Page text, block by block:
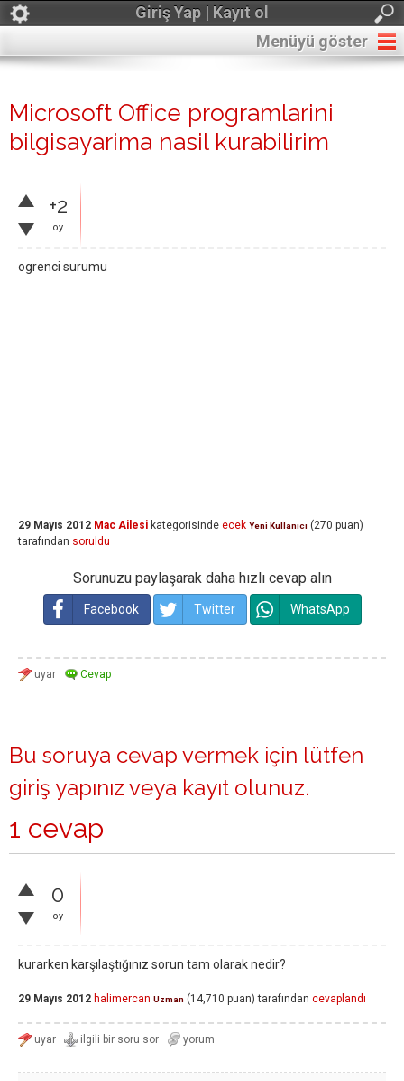
Giriş Yap | Kayıt ol
Menüyü göster
Microsoft Office programlarini
bilgisayarima nasil kurabilirim
+2
oy
ogrenci surumu
29 Mayıs 2012 Mac Ailesi kategorisinde ecek Yeni Kullanıcı (270 puan)
tarafından soruldu
Sorunuzu paylaşarak daha hızlı cevap alın
Facebook Twitter WhatsApp
Bu soruya cevap vermek için lütfen
giriş yapınız veya kayıt olunuz.
1 cevap
0
oy
kurarken karşılaştığınız sorun tam olarak nedir?
29 Mayıs 2012 halimercan Uzman (14,710 puan) tarafından cevaplandı